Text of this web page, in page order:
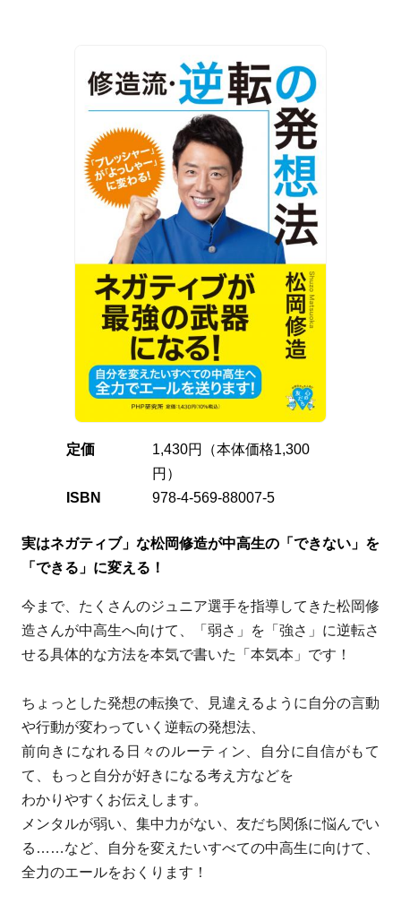
定価
1,430円（本体価格1,300
円）
ISBN
978-4-569-88007-5
実はネガティブ」な松岡修造が中高生の「できない」を
「できる」に変える！
今まで、たくさんのジュニア選手を指導してきた松岡修
造さんが中高生へ向けて、「弱さ」を「強さ」に逆転さ
せる具体的な方法を本気で書いた「本気本」です！
ちょっとした発想の転換で、見違えるように自分の言動
や行動が変わっていく逆転の発想法、
前向きになれる日々のルーティン、自分に自信がもて
て、もっと自分が好きになる考え方などを
わかりやすくお伝えします。
メンタルが弱い、集中力がない、友だち関係に悩んでい
る……など、自分を変えたいすべての中高生に向けて、
全力のエールをおくります！